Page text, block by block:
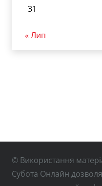
31
« Лип
© Використання
Субота Онлайн